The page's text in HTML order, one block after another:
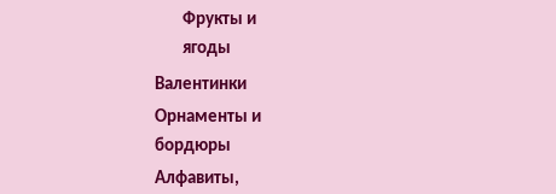
Фрукты и
ягоды
Валентинки
Орнаменты и
бордюры
Алфавиты,